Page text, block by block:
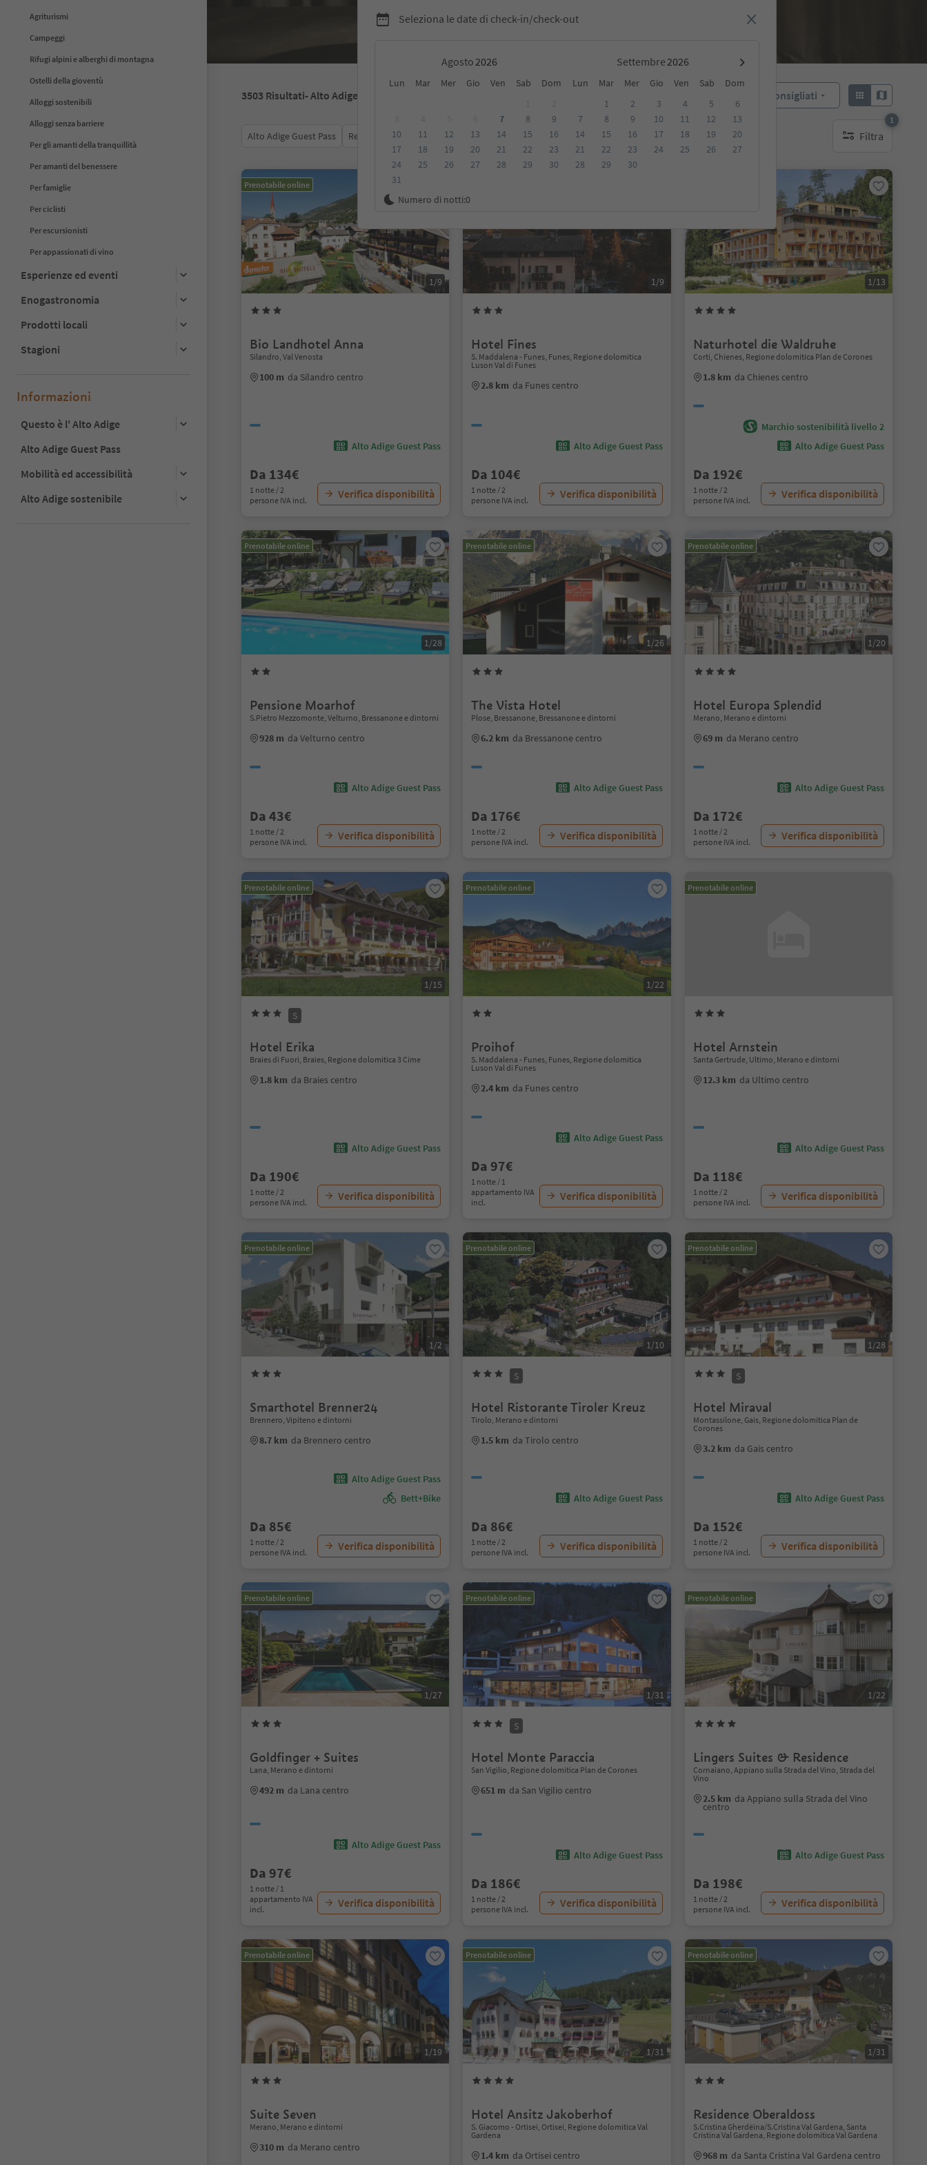
Agriturismi
Campeggi
Rifugi alpini e alberghi di montagna
Ostelli della gioventù
Alloggi sostenibili
Alloggi senza barriere
Per gli amanti della tranquillità
Per amanti del benessere
Per famiglie
Per ciclisti
Per escursionisti
Per appassionati di vino
Esperienze ed eventi
Enogastronomia
Prodotti locali
Stagioni
Informazioni
Questo è l' Alto Adige
Alto Adige Guest Pass
Mobilità ed accessibilità
Alto Adige sostenibile
Seleziona le date di check-in/check-out
Agosto Settembre
Lun Mar Mer Gio Ven Sab Dom Lun Mar Mer Gio Ven Sab
Dom
7 8
9
10
11 12 13 14 15
16
17
18 19 20 21 22
23
24
25 26 27 28 29
30
31
1 2 3 4 5
6
7
8 9 10 11 12
13
14
15 16 17 18 19
20
21
22 23 24 25 26
27
28
29 30
Numero di notti:0
3503 Risultati- Alto Adige Consigliati
Alto Adige Guest Pass Recensioni Categoria Trattamento Alloggi sostenibili Filtra
1
1 filtro attivo
Prenotabile online
1/9
Bio Landhotel Anna
Silandro, Val Venosta
100 m da Silandro centro
Alto Adige Guest Pass
Da 134€
1 notte / 2
persone IVA incl.
Verifica disponibilità
1/9
Hotel Fines
S. Maddalena - Funes, Funes, Regione dolomitica
Luson Val di Funes
2.8 km da Funes centro
Alto Adige Guest Pass
Da 104€
1 notte / 2
persone IVA incl.
Verifica disponibilità
1/13
Naturhotel die Waldruhe
Corti, Chienes, Regione dolomitica Plan de Corones
1.8 km da Chienes centro
Marchio sostenibilità livello 2
Alto Adige Guest Pass
Da 192€
1 notte / 2
persone IVA incl.
Verifica disponibilità
Prenotabile online
1/28
Pensione Moarhof
S.Pietro Mezzomonte, Velturno, Bressanone e dintorni
928 m da Velturno centro
Alto Adige Guest Pass
Da 43€
1 notte / 2
persone IVA incl.
Verifica disponibilità
Prenotabile online
1/26
The Vista Hotel
Plose, Bressanone, Bressanone e dintorni
6.2 km da Bressanone centro
Alto Adige Guest Pass
Da 176€
1 notte / 2
persone IVA incl.
Verifica disponibilità
Prenotabile online
1/20
Hotel Europa Splendid
Merano, Merano e dintorni
69 m da Merano centro
Alto Adige Guest Pass
Da 172€
1 notte / 2
persone IVA incl.
Verifica disponibilità
Prenotabile online
1/15
S
Hotel Erika
Braies di Fuori, Braies, Regione dolomitica 3 Cime
1.8 km da Braies centro
Alto Adige Guest Pass
Da 190€
1 notte / 2
persone IVA incl.
Verifica disponibilità
Prenotabile online
1/22
Proihof
S. Maddalena - Funes, Funes, Regione dolomitica
Luson Val di Funes
2.4 km da Funes centro
Alto Adige Guest Pass
Da 97€
1 notte / 1
appartamento IVA
incl.
Verifica disponibilità
Prenotabile online
Hotel Arnstein
Santa Gertrude, Ultimo, Merano e dintorni
12.3 km da Ultimo centro
Alto Adige Guest Pass
Da 118€
1 notte / 2
persone IVA incl.
Verifica disponibilità
Prenotabile online
1/2
Smarthotel Brenner24
Brennero, Vipiteno e dintorni
8.7 km da Brennero centro
Alto Adige Guest Pass
Bett+Bike
Da 85€
1 notte / 2
persone IVA incl.
Verifica disponibilità
Prenotabile online
1/10
S
Hotel Ristorante Tiroler Kreuz
Tirolo, Merano e dintorni
1.5 km da Tirolo centro
Alto Adige Guest Pass
Da 86€
1 notte / 2
persone IVA incl.
Verifica disponibilità
Prenotabile online
1/28
S
Hotel Miraval
Montassilone, Gais, Regione dolomitica Plan de
Corones
3.2 km da Gais centro
Alto Adige Guest Pass
Da 152€
1 notte / 2
persone IVA incl.
Verifica disponibilità
Prenotabile online
1/27
Goldfinger + Suites
Lana, Merano e dintorni
492 m da Lana centro
Alto Adige Guest Pass
Da 97€
1 notte / 1
appartamento IVA
incl.
Verifica disponibilità
Prenotabile online
1/31
S
Hotel Monte Paraccia
San Vigilio, Regione dolomitica Plan de Corones
651 m da San Vigilio centro
Alto Adige Guest Pass
Da 186€
1 notte / 2
persone IVA incl.
Verifica disponibilità
Prenotabile online
1/22
Lingers Suites & Residence
Cornaiano, Appiano sulla Strada del Vino, Strada del
Vino
2.5 km da Appiano sulla Strada del Vino
centro
Alto Adige Guest Pass
Da 198€
1 notte / 2
persone IVA incl.
Verifica disponibilità
Prenotabile online
1/19
Suite Seven
Merano, Merano e dintorni
310 m da Merano centro
Prenotabile online
1/31
Hotel Ansitz Jakoberhof
S. Giacomo - Ortisei, Ortisei, Regione dolomitica Val
Gardena
1.4 km da Ortisei centro
Prenotabile online
1/31
Residence Oberaldoss
S.Cristina Gherdëina/S.Cristina Val Gardena, Santa
Cristina Val Gardena, Regione dolomitica Val Gardena
968 m da Santa Cristina Val Gardena centro